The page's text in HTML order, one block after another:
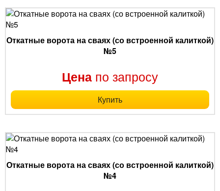
Откатные ворота на сваях (со встроенной калиткой)
№5
Цена по запросу
Купить
Откатные ворота на сваях (со встроенной калиткой)
№4